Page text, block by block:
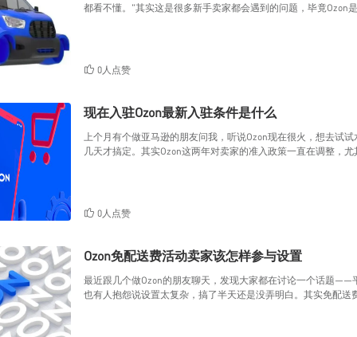
都看不懂。"其实这是很多新手卖家都会遇到的问题，毕竟Ozon
0人点赞
现在入驻Ozon最新入驻条件是什么
上个月有个做亚马逊的朋友问我，听说Ozon现在很火，想去试
几天才搞定。其实Ozon这两年对卖家的准入政策一直在调整，尤
0人点赞
Ozon免配送费活动卖家该怎样参与设置
最近跟几个做Ozon的朋友聊天，发现大家都在讨论一个话题——
也有人抱怨说设置太复杂，搞了半天还是没弄明白。其实免配送